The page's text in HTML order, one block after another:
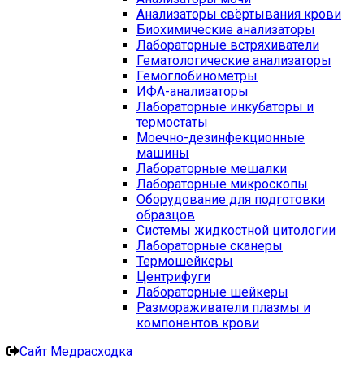
Анализаторы свёртывания крови
Биохимические анализаторы
Лабораторные встряхиватели
Гематологические анализаторы
Гемоглобинометры
ИФА-анализаторы
Лабораторные инкубаторы и
термостаты
Моечно-дезинфекционные
машины
Лабораторные мешалки
Лабораторные микроскопы
Оборудование для подготовки
образцов
Системы жидкостной цитологии
Лабораторные сканеры
Термошейкеры
Центрифуги
Лабораторные шейкеры
Размораживатели плазмы и
компонентов крови
Сайт Медрасходка